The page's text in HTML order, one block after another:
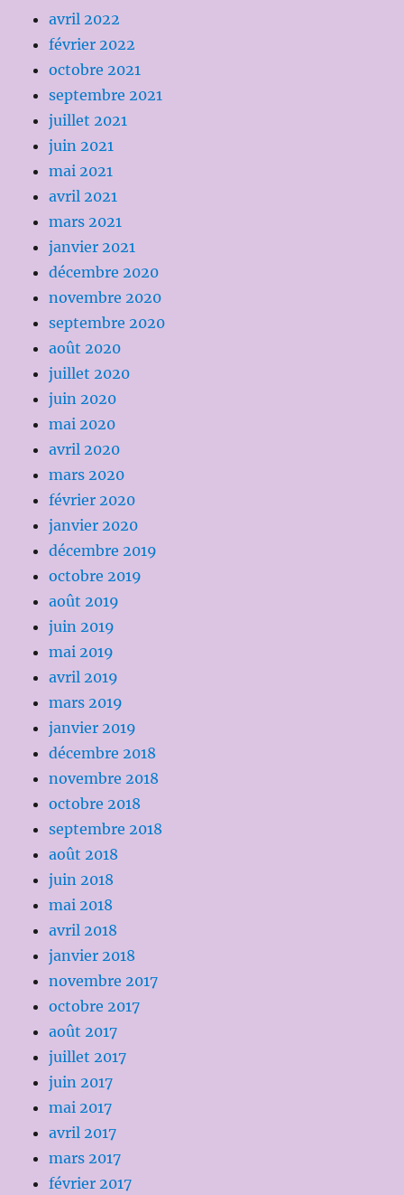
avril 2022
février 2022
octobre 2021
septembre 2021
juillet 2021
juin 2021
mai 2021
avril 2021
mars 2021
janvier 2021
décembre 2020
novembre 2020
septembre 2020
août 2020
juillet 2020
juin 2020
mai 2020
avril 2020
mars 2020
février 2020
janvier 2020
décembre 2019
octobre 2019
août 2019
juin 2019
mai 2019
avril 2019
mars 2019
janvier 2019
décembre 2018
novembre 2018
octobre 2018
septembre 2018
août 2018
juin 2018
mai 2018
avril 2018
janvier 2018
novembre 2017
octobre 2017
août 2017
juillet 2017
juin 2017
mai 2017
avril 2017
mars 2017
février 2017